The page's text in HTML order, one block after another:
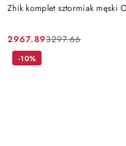
Zhik komplet sztormiak męski
Cena
promocyjna:
2967.89
Cena
przed
3297.66
-10%